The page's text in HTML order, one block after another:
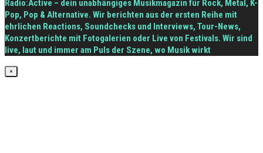
Radio:Active – dein unabhängiges Musikmagazin für Rock, Metal, K-
Pop, Pop & Alternative. Wir berichten aus der ersten Reihe mit
ehrlichen Reactions, Soundchecks und Interviews, Tour-News,
Konzertberichte mit Fotogalerien oder Live von Festivals. Wir sind
live, laut und immer am Puls der Szene, wo Musik wirkt
×